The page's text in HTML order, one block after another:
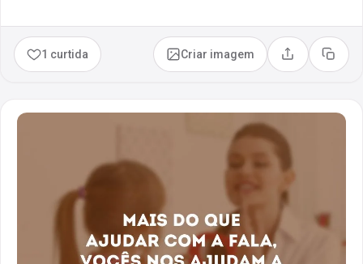
1 curtida Criar imagem Compartilhar
Copiar